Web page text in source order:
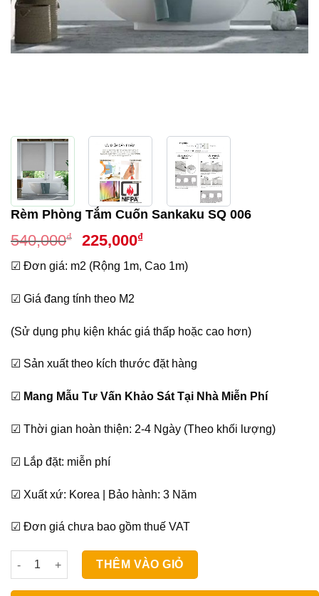
Rèm Phòng Tắm Cuốn Sankaku SQ 006
540,000₫
Giá
gốc
là:
540,000₫.
225,000₫Giá
tại
☑ Đơn giá: m2 (Rộng 1m, Cao 1m)
☑ Giá đang tính theo M2
(Sử dụng phụ kiện khác giá thấp hoặc cao hơn)
☑ Sản xuất theo kích thước đặt hàng
☑ Mang Mẫu Tư Vấn Khảo Sát Tại Nhà Miễn Phí
☑ Thời gian hoàn thiện: 2-4 Ngày (Theo khối lượng)
☑ Lắp đặt: miễn phí
☑ Xuất xứ: Korea | Bảo hành: 3 Năm
☑ Đơn giá chưa bao gồm thuế VAT
Rèm Phòng Tắm Cuốn Sankaku SQ 006 số lượng
THÊM VÀO GIỎ